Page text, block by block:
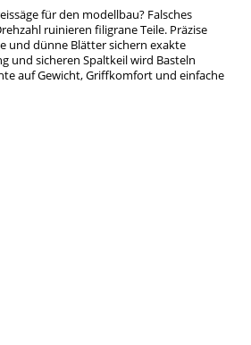
für den modellbau? Falsches
ruinieren filigrane Teile. Präzise
und dünne Blätter sichern exakte
und sicheren Spaltkeil wird Basteln
auf Gewicht, Griffkomfort und einfache